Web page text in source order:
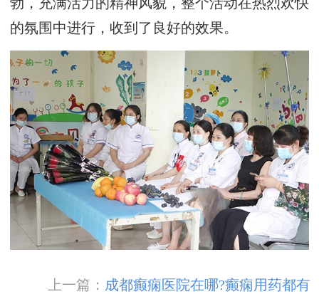
勃，充满活力的精神风貌，整个活动在热烈欢快
的氛围中进行，收到了良好的效果。
上一篇： 成都癫痫医院在哪?癫痫用药都有